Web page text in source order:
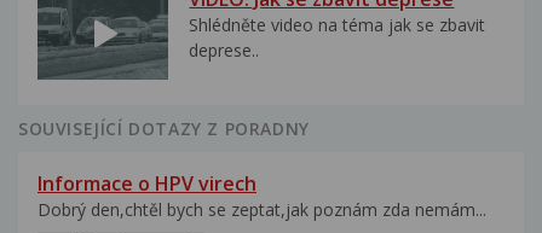
Shlédněte video na téma jak se zbavit
deprese..
SOUVISEJÍCÍ DOTAZY Z PORADNY
Informace o HPV virech
Dobrý den,chtěl bych se zeptat,jak poznám zda nemám...